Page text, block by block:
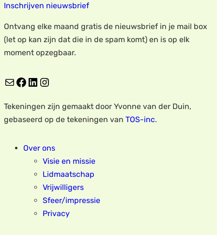
Inschrijven nieuwsbrief
Ontvang elke maand gratis de nieuwsbrief in je mail box
(let op kan zijn dat die in de spam komt) en is op elk
moment opzegbaar.
E-mail Facebook LinkedIn Instagram
Tekeningen zijn gemaakt door Yvonne van der Duin,
gebaseerd op de tekeningen van TOS-inc.
Over ons
Visie en missie
Lidmaatschap
Vrijwilligers
Sfeer/impressie
Privacy